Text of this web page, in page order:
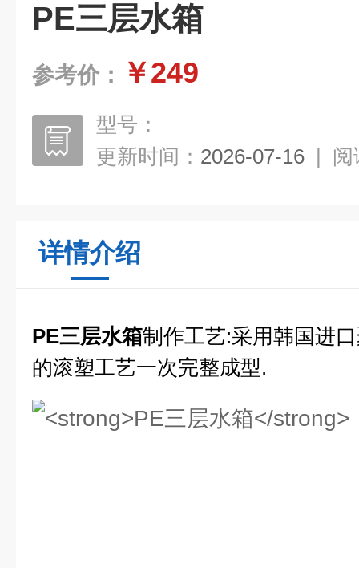
PE三层水箱
参考价： ￥249
型号：
更新时间： 2026-07-16 | 阅
详情介绍
PE三层水箱制作工艺:采用韩国进
的滚塑工艺一次完整成型.